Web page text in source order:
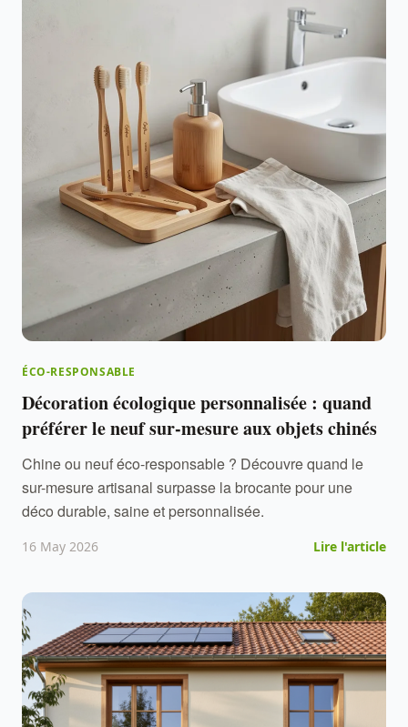
ÉCO-RESPONSABLE
Décoration écologique personnalisée : quand
préférer le neuf sur-mesure aux objets chinés
Chine ou neuf éco-responsable ? Découvre quand le
sur-mesure artisanal surpasse la brocante pour une
déco durable, saine et personnalisée.
16 May 2026 Lire l'article